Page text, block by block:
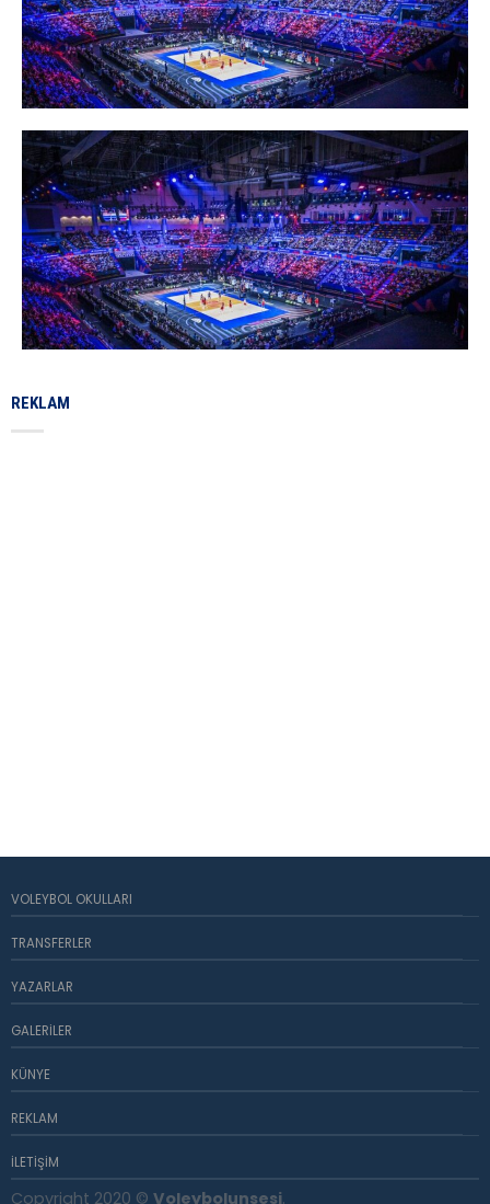
REKLAM
VOLEYBOL OKULLARI
TRANSFERLER
YAZARLAR
GALERILER
KÜNYE
REKLAM
İLETIŞIM
Copyright 2020 © Voleybolunsesi.